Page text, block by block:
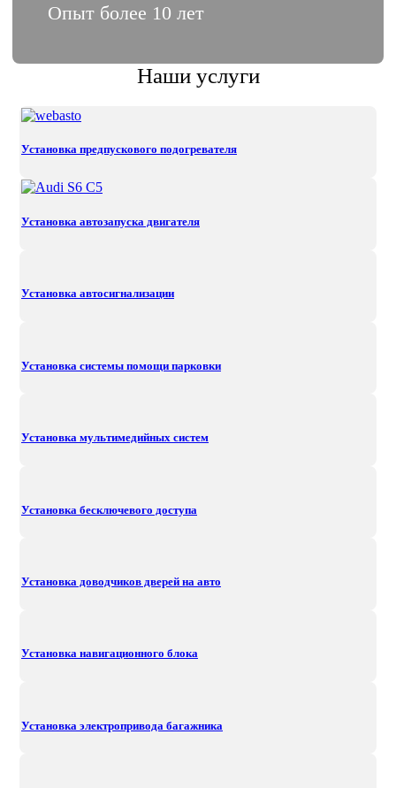
Опыт более 10 лет
Наши услуги
Установка предпускового подогревателя
Установка автозапуска двигателя
Установка автосигнализации
Установка системы помощи парковки
Установка мультимедийных систем
Установка бесключевого доступа
Установка доводчиков дверей на авто
Установка навигационного блока
Установка электропривода багажника